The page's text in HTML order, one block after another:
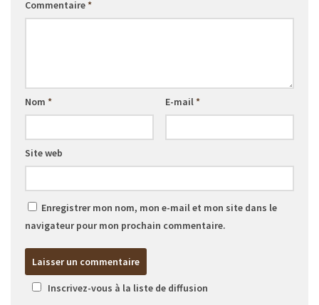
Commentaire*
Nom * E-mail*
Site web
Enregistrer mon nom, mon e-mail et mon site dans le
navigateur pour mon prochain commentaire.
Inscrivez-vous à la liste de diffusion